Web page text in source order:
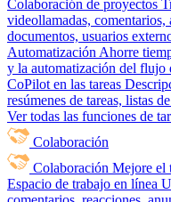
Colaboración de proyectos
videollamadas,
documentos, usuarios
Automatización Ahorre
y la automatización del flujo
CoPilot en las tareas
resúmenes de tareas, listas
Ver todas las funciones de
Colaboración
Colaboración Mejore el
Espacio de trabajo en línea